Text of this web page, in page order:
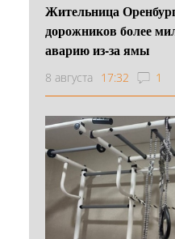
Жительница
дорожников более
аварию из-за ямы
8 августа 17:32 1